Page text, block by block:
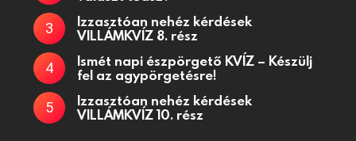
Izzasztóan nehéz kérdések
VILLÁMKVÍZ 8. rész
Ismét napi észpörgető KVÍZ – Készülj
fel az agypörgetésre!
Izzasztóan nehéz kérdések
VILLÁMKVÍZ 10. rész